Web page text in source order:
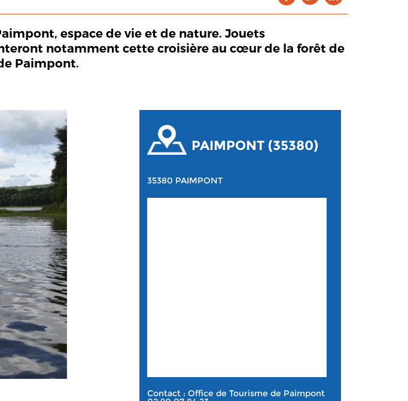
espace de vie et de nature. Jouets
notamment cette croisière au cœur de la forêt de
Paimpont.
PAIMPONT (35380)
35380 PAIMPONT
Contact : Office de Tourisme de Paimpont